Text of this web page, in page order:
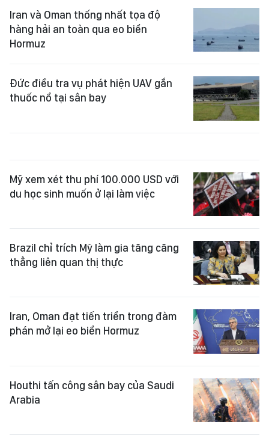
Iran và Oman thống nhất tọa độ
hàng hải an toàn qua eo biển
Hormuz
Đức điều tra vụ phát hiện UAV gắn
thuốc nổ tại sân bay
Mỹ xem xét thu phí 100.000 USD với
du học sinh muốn ở lại làm việc
Brazil chỉ trích Mỹ làm gia tăng căng
thẳng liên quan thị thực
Iran, Oman đạt tiến triển trong đàm
phán mở lại eo biển Hormuz
Houthi tấn công sân bay của Saudi
Arabia